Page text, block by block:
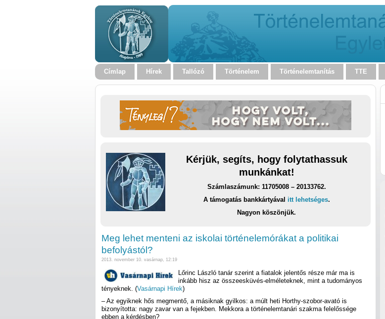
Címlap Hírek Tallózó Történelem Történelemtanítás TTE
Kérjük, segíts, hogy folytathassuk
munkánkat!
Számlaszámunk: 11705008 – 20133762.
A támogatás bankkártyával itt lehetséges.
Nagyon köszönjük.
Meg lehet menteni az iskolai történelemórákat a politikai
befolyástól?
2013. november 10. vasárnap, 12:19
Lőrinc László tanár szerint a fiatalok jelentős része már ma is
inkább hisz az összeesküvés-elméleteknek, mint a tudományos
tényeknek. (Vasárnapi Hírek)
– Az egyiknek hős megmentő, a másiknak gyilkos: a múlt heti Horthy-szobor-avató is
bizonyította: nagy zavar van a fejekben. Mekkora a történelemtanári szakma felelőssége
ebben a kérdésben?